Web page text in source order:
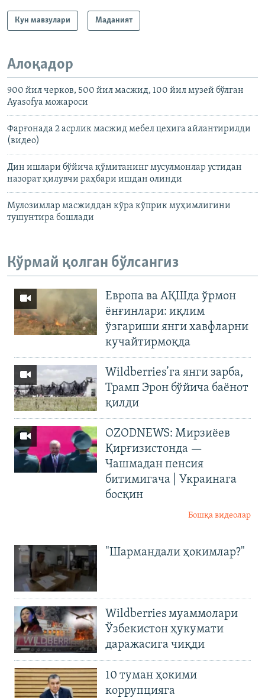
Кун мавзулари Маданият
Алоқадор
900 йил черков, 500 йил масжид, 100 йил музей бўлган
Ayasofya можароси
Фарғонада 2 асрлик масжид мебел цехига айлантирилди
(видео)
Дин ишлари бўйича қўмитанинг мусулмонлар устидан
назорат қилувчи раҳбари ишдан олинди
Мулозимлар масжиддан кўра кўприк муҳимлигини
тушунтира бошлади
Кўрмай қолган бўлсангиз
Европа ва АҚШда ўрмон
ёнғинлари: иқлим
ўзгариши янги хавфларни
кучайтирмоқда
Wildberries’га янги зарба,
Трамп Эрон бўйича баёнот
қилди
OZODNEWS: Мирзиёев
Қирғизистонда —
Чашмадан пенсия
битимигача | Украинага
босқин
Бошқа видеолар
"Шармандали ҳокимлар?"
Wildberries муаммолари
Ўзбекистон ҳукумати
даражасига чиқди
10 туман ҳокими
коррупцияга